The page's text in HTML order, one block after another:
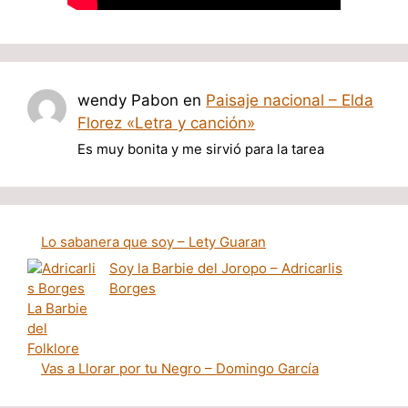
wendy Pabon en Paisaje nacional – Elda
Florez «Letra y canción»
Es muy bonita y me sirvió para la tarea
Lo sabanera que soy – Lety Guaran
Soy la Barbie del Joropo – Adricarlis
Borges
Vas a Llorar por tu Negro – Domingo García